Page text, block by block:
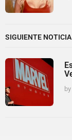
SIGUIENTE NOTICIA
by